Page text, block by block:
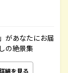
があなたにお届
の絶景集
細を見る